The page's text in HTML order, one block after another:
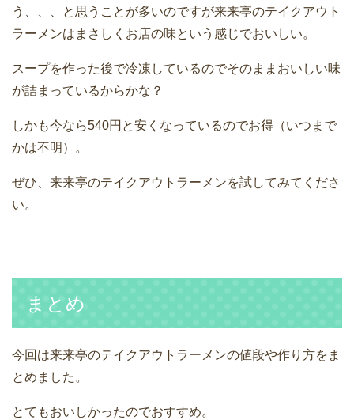
う、、、と思うことが多いのですが来来亭のテイクアウト
ラーメンはまさしくお店の味という感じでおいしい。
スープを作った後で冷凍しているのでそのままおいしい味
が詰まっているからかな？
しかも今なら540円と安くなっているのでお得（いつまで
かは不明）。
ぜひ、来来亭のテイクアウトラーメンを試してみてくださ
い。
まとめ
今回は来来亭のテイクアウトラーメンの値段や作り方をま
とめました。
とてもおいしかったのでおすすめ。